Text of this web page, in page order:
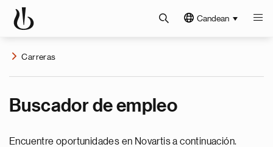
Candean
Carreras
Buscador de empleo
Encuentre oportunidades en Novartis a continuación.